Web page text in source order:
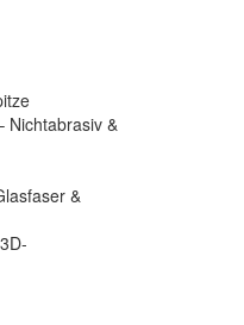
Nichtabrasiv &
&